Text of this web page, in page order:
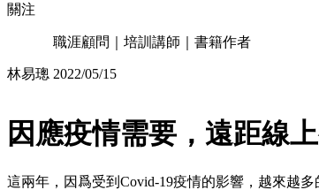
關注
林易璁
職涯顧問｜培訓講師｜書籍作者
2022/05/15
因應疫情需要，遠距線
這兩年，因爲受到Covid-19疫情的影響，越來越